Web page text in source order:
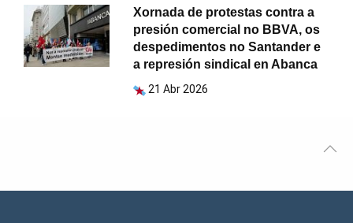
Xornada de protestas contra a
presión comercial no BBVA, os
despedimentos no Santander e
a represión sindical en Abanca
21 Abr 2026